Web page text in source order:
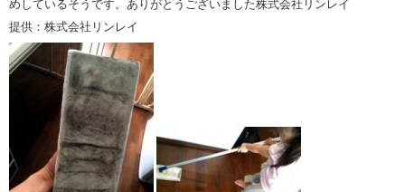
めしているそうです。ありがとうございました株式会社リンレイ
提供：株式会社リンレイ